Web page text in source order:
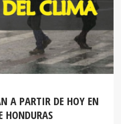
A PARTIR DE HOY EN
verán afectadas